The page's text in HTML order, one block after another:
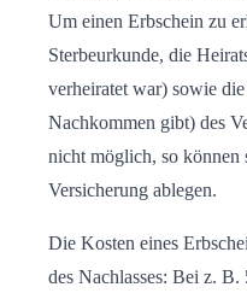
Um einen Erbschein zu
Sterbeurkunde, die
verheiratet war) sowie
Nachkommen gibt) des
nicht möglich, so können
Versicherung ablegen.
Die Kosten eines
des Nachlasses: Bei z.